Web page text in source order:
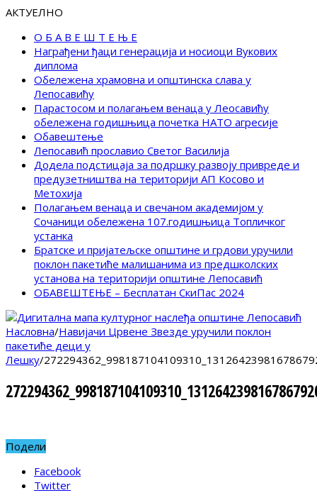
АКТУЕЛНО
О Б А В Е Ш Т Е Њ Е
Награђени ђаци генерација и носиоци Вукових
диплома
Обележена храмовна и општинска слава у
Лепосавићу
Парастосом и полагањем венаца у Леосавићу
обележена годишњица почетка НАТО агресије
Обавештење
Лепосавић прославио Светог Василија
Додела подстицаја за подршку развоју привреде и
предузетништва на територији АП Косово и
Метохија
Полагањем венаца и свечаном академијом у
Сочаници обележена 107.годишњица Топличког
устанка
Братске и пријатељске општине и грдови уручили
поклон пакетиће малишанима из предшколских
установа на територији општине Лепосавић
ОБАВЕШТЕЊЕ – Бесплатан СкиПас 2024
Насловна/Навијачи Црвене Звезде уручили поклон
пакетиће деци у
Лешку/
Подели
Facebook
Twitter